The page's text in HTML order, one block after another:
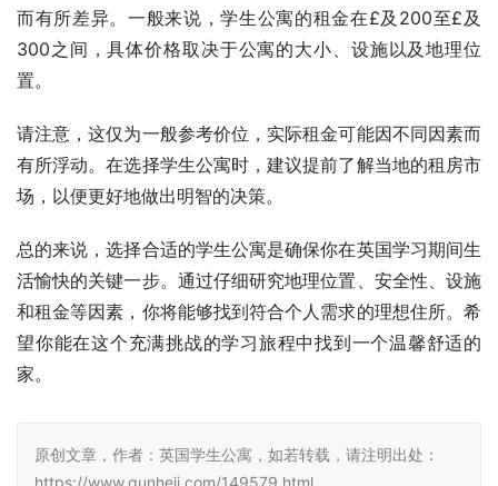
而有所差异。一般来说，学生公寓的租金在£及200至£及
300之间，具体价格取决于公寓的大小、设施以及地理位
置。
请注意，这仅为一般参考价位，实际租金可能因不同因素而
有所浮动。在选择学生公寓时，建议提前了解当地的租房市
场，以便更好地做出明智的决策。
总的来说，选择合适的学生公寓是确保你在英国学习期间生
活愉快的关键一步。通过仔细研究地理位置、安全性、设施
和租金等因素，你将能够找到符合个人需求的理想住所。希
望你能在这个充满挑战的学习旅程中找到一个温馨舒适的
家。
原创文章，作者：英国学生公寓，如若转载，请注明出处：
https://www.qunheji.com/149579.html